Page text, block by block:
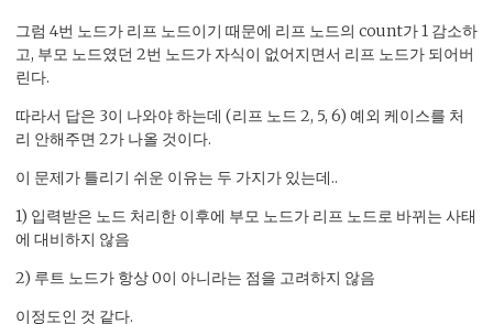
그럼 4번 노드가 리프 노드이기 때문에 리프 노드의 count가 1 감소하
고, 부모 노드였던 2번 노드가 자식이 없어지면서 리프 노드가 되어버
린다.
따라서 답은 3이 나와야 하는데 (리프 노드 2, 5, 6) 예외 케이스를 처
리 안해주면 2가 나올 것이다.
이 문제가 틀리기 쉬운 이유는 두 가지가 있는데..
1) 입력받은 노드 처리한 이후에 부모 노드가 리프 노드로 바뀌는 사태
에 대비하지 않음
2) 루트 노드가 항상 0이 아니라는 점을 고려하지 않음
이정도인 것 같다.